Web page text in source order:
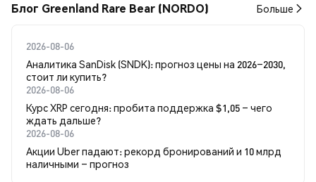
Блог Greenland Rare Bear (NORDO) Больше
2026-08-06
Аналитика SanDisk (SNDK): прогноз цены на 2026–2030,
стоит ли купить?
2026-08-06
Курс XRP сегодня: пробита поддержка $1,05 – чего
ждать дальше?
2026-08-06
Акции Uber падают: рекорд бронирований и 10 млрд
наличными – прогноз